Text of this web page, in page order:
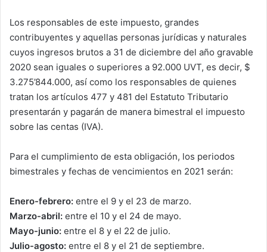
Los responsables de este impuesto, grandes
contribuyentes y aquellas personas jurídicas y naturales
cuyos ingresos brutos a 31 de diciembre del año gravable
2020 sean iguales o superiores a 92.000 UVT, es decir, $
3.275’844.000, así como los responsables de quienes
tratan los artículos 477 y 481 del Estatuto Tributario
presentarán y pagarán de manera bimestral el impuesto
sobre las centas (IVA).
Para el cumplimiento de esta obligación, los periodos
bimestrales y fechas de vencimientos en 2021 serán:
Enero-febrero: entre el 9 y el 23 de marzo.
Marzo-abril: entre el 10 y el 24 de mayo.
Mayo-junio: entre el 8 y el 22 de julio.
Julio-agosto: entre el 8 y el 21 de septiembre.